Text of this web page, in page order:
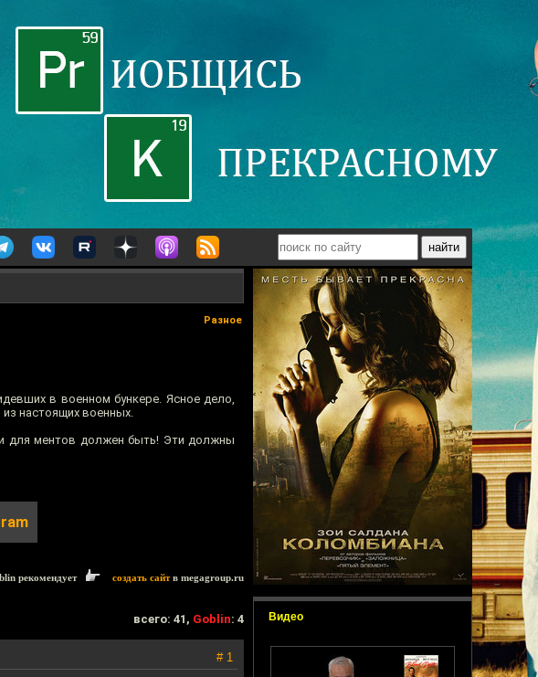
Видео
Разное
в военном бункере. Ясное дело,
настоящих военных.
и для ментов должен быть! Эти должны
рекомендует создать сайтв megagroup.ru
всего: 41, Goblin: 4
# 1